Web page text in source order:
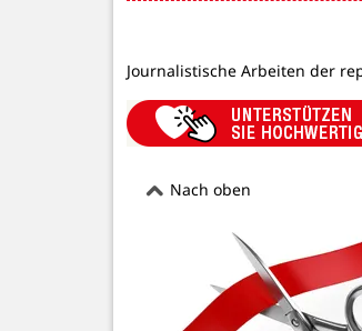
Journalistische Arbeiten der
Nach oben